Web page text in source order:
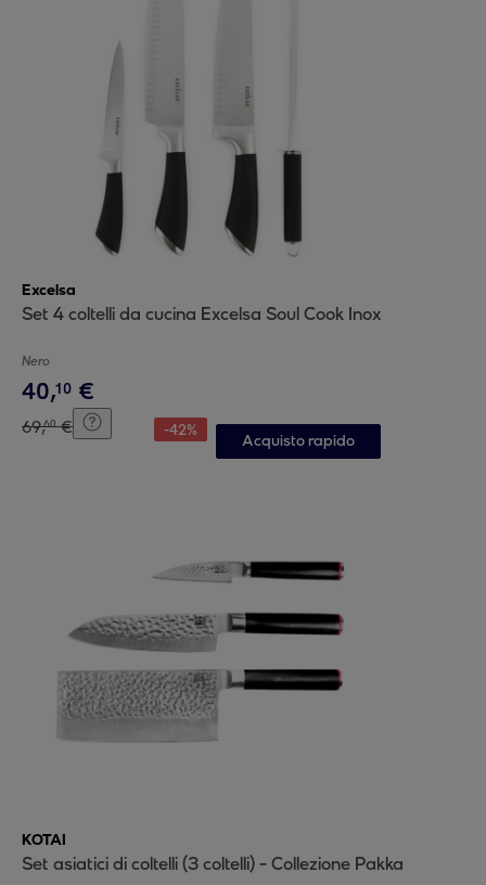
Excelsa
Set 4 coltelli da cucina Excelsa Soul Cook Inox
Nero
40,10 €
69,60 € -42%
Acquisto rapido
KOTAI
Set asiatici di coltelli (3 coltelli) - Collezione Pakka